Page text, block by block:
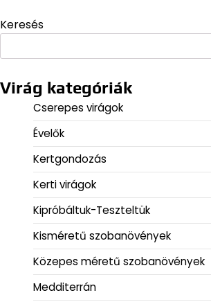
Keresés
Virág kategóriák
Cserepes virágok
Évelők
Kertgondozás
Kerti virágok
Kipróbáltuk-Teszteltük
Kisméretű szobanövények
Közepes méretű szobanövények
Medditerrán